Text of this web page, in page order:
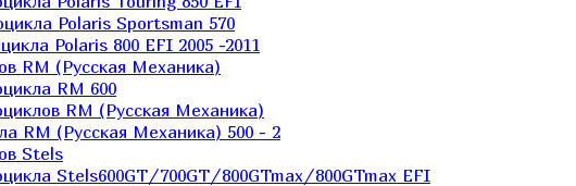
Polaris Sportsman 570
Polaris 800 EFI 2005 -2011
RM (Русская Механика)
RM 600
RM (Русская Механика)
RM (Русская Механика) 500 - 2
Stels
Stels600GT/700GT/800GTmax/800GTmax EFI